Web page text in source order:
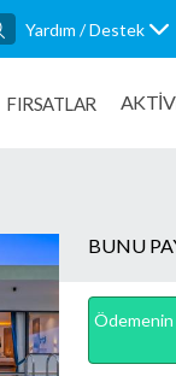
Yardım / Destek
FIRSATLAR
BUNU
Ödemenin